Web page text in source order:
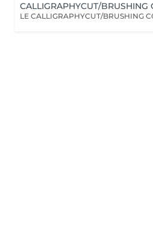
CALLIGRAPHYCUT/BRUSHING